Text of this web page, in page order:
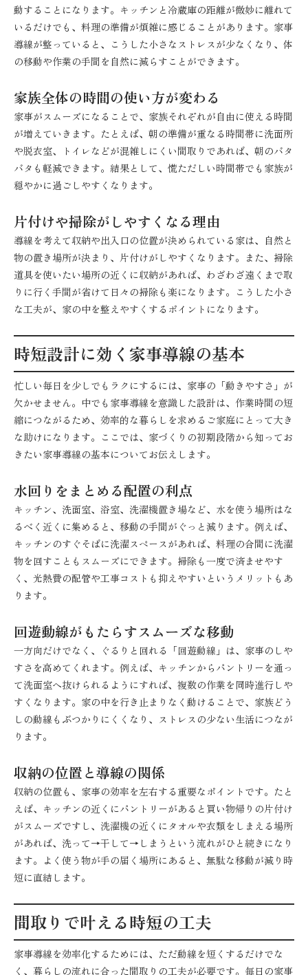
動することになります。キッチンと冷蔵庫の距離が微妙に離れて
いるだけでも、料理の準備が煩雑に感じることがあります。家事
導線が整っていると、こうした小さなストレスが少なくなり、体
の移動や作業の手間を自然に減らすことができます。
家族全体の時間の使い方が変わる
家事がスムーズになることで、家族それぞれが自由に使える時間
が増えていきます。たとえば、朝の準備が重なる時間帯に洗面所
や脱衣室、トイレなどが混雑しにくい間取りであれば、朝のバタ
バタも軽減できます。結果として、慌ただしい時間帯でも家族が
穏やかに過ごしやすくなります。
片付けや掃除がしやすくなる理由
導線を考えて収納や出入口の位置が決められている家は、自然と
物の置き場所が決まり、片付けがしやすくなります。また、掃除
道具を使いたい場所の近くに収納があれば、わざわざ遠くまで取
りに行く手間が省けて日々の掃除も楽になります。こうした小さ
な工夫が、家の中を整えやすくするポイントになります。
時短設計に効く家事導線の基本
忙しい毎日を少しでもラクにするには、家事の「動きやすさ」が
欠かせません。中でも家事導線を意識した設計は、作業時間の短
縮につながるため、効率的な暮らしを求めるご家庭にとって大き
な助けになります。ここでは、家づくりの初期段階から知ってお
きたい家事導線の基本についてお伝えします。
水回りをまとめる配置の利点
キッチン、洗面室、浴室、洗濯機置き場など、水を使う場所はな
るべく近くに集めると、移動の手間がぐっと減ります。例えば、
キッチンのすぐそばに洗濯スペースがあれば、料理の合間に洗濯
物を回すこともスムーズにできます。掃除も一度で済ませやす
く、光熱費の配管や工事コストも抑えやすいというメリットもあ
ります。
回遊動線がもたらすスムーズな移動
一方向だけでなく、ぐるりと回れる「回遊動線」は、家事のしや
すさを高めてくれます。例えば、キッチンからパントリーを通っ
て洗面室へ抜けられるようにすれば、複数の作業を同時進行しや
すくなります。家の中を行き止まりなく動けることで、家族どう
しの動線もぶつかりにくくなり、ストレスの少ない生活につなが
ります。
収納の位置と導線の関係
収納の位置も、家事の効率を左右する重要なポイントです。たと
えば、キッチンの近くにパントリーがあると買い物帰りの片付け
がスムーズですし、洗濯機の近くにタオルや衣類をしまえる場所
があれば、洗って→干して→しまうという流れがひと続きになり
ます。よく使う物が手の届く場所にあると、無駄な移動が減り時
短に直結します。
間取りで叶える時短の工夫
家事導線を効率化するためには、ただ動線を短くするだけでな
く、暮らしの流れに合った間取りの工夫が必要です。毎日の家事